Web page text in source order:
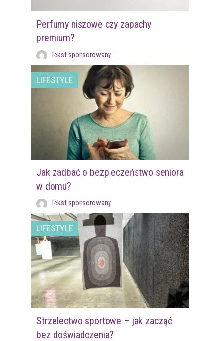
Perfumy niszowe czy zapachy
premium?
Tekst sponsorowany
LIFESTYLE
Jak zadbać o bezpieczeństwo seniora
w domu?
Tekst sponsorowany
LIFESTYLE
Strzelectwo sportowe – jak zacząć
bez doświadczenia?